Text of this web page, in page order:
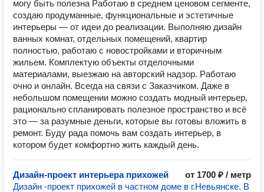
могу быть полезна Работаю в среднем ценовом сегменте,
создаю продуманные, функциональные и эстетичные
интерьеры — от идеи до реализации. Выполняю дизайн
ванных комнат, отдельных помещений, квартир
полностью, работаю с новостройками и вторичным
жильем. Комплектую объекты отделочными
материалами, выезжаю на авторский надзор. Работаю
очно и онлайн. Всегда на связи с Заказчиком. Даже в
небольшом помещении можно создать модный интерьер,
рационально спланировать полезное пространство и всё
это — за разумные деньги, которые вы готовы вложить в
ремонт. Буду рада помочь вам создать интерьер, в
котором будет комфортно жить каждый день.
Дизайн-проект интерьера прихожей
от 1700 ₽ / метр
Дизайн -проект прихожей в частном доме в г.Невьянске. В